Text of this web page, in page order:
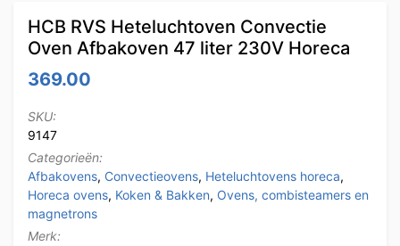
HCB RVS Heteluchtoven Convectie
Oven Afbakoven 47 liter 230V Horeca
369.00
SKU:
9147
Categorieën:
Afbakovens, Convectieovens, Heteluchtovens horeca,
Horeca ovens, Koken & Bakken, Ovens, combisteamers en
magnetrons
Merk: